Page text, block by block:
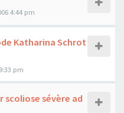
4:44 pm
Katharina Schrot
pm
scoliose sévère ad